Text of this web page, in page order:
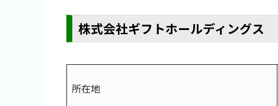
株式会社ギフトホールディングス
所在地